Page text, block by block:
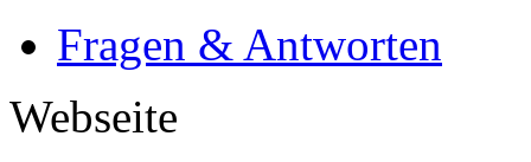
Fragen & Antworten
Webseite